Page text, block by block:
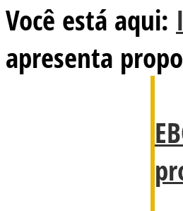
Você está aqui:
apresenta